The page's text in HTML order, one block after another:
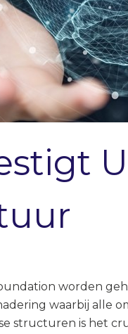
worden
waarbij alle
structuren is het